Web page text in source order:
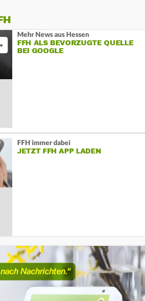
Mehr News aus Hessen
FFH ALS BEVORZUGTE QUELLE
BEI GOOGLE
FFH immer dabei
JETZT FFH APP LADEN